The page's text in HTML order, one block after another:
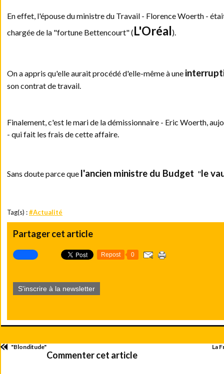
En effet, l'épouse du ministre du Travail - Florence Woerth -
chargée de la "fortune Bettencourt" (L'Oréal).
On a appris qu'elleaurait procédé d'elle-même à une
son contrat de travail.
Finalement, c'est le mari de la démissionnaire - Eric Woerth,
- qui fait les frais de cette affaire.
Sans doute parce que l'ancien ministre du Budget "le
Tag(s) :#Actualité
Partager cet article
Repost 0
S'inscrire à la newsletter
"Blonditude" La
Commenter cet article